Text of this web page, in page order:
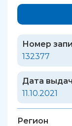
Номер
132377
Дата
11.10.2021
Регион